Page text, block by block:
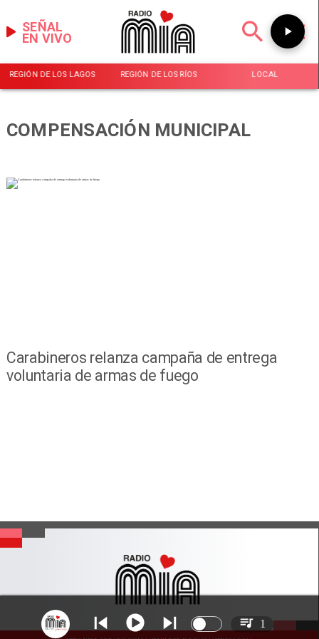
EN VIVO
SEÑAL
REGIÓN DE LOS LAGOS REGIÓN DE LOS RÍOS LOCAL
COMPENSACIÓN MUNICIPAL
Carabineros relanza campaña de entrega
voluntaria de armas de fuego
1